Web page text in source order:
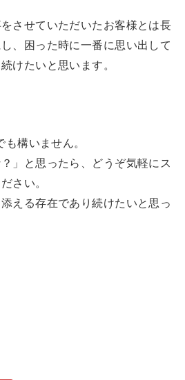
させていただいたお客様とは長
、困った時に一番に思い出して
けたいと思います。
構いません。
」と思ったら、どうぞ気軽にス
さい。
える存在であり続けたいと思っ